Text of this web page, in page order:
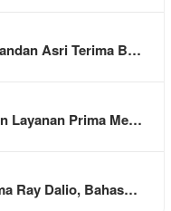
Asri Terima B…
Layanan Prima Me…
Ray Dalio, Bahas…